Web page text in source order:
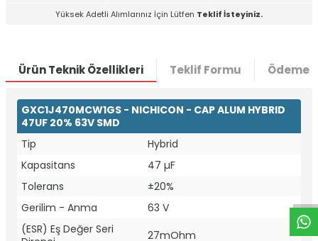
Yüksek Adetli Alımlarınız İçin Lütfen Teklif İsteyiniz.
Ürün Teknik Özellikleri Teklif Formu Ödeme
GXC1J470MCW1GS - NICHICON - CAP ALUM HYBRID
47UF 20% 63V SMD
Tip
Hybrid
Kapasitans
47 µF
Tolerans
±20%
Gerilim - Anma
63 V
(ESR) Eş Değer Seri
27mOhm